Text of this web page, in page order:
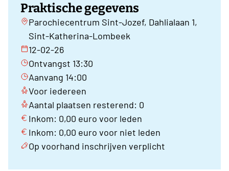
Praktische gegevens
Parochiecentrum Sint-Jozef, Dahlialaan 1,
Sint-Katherina-Lombeek
12-02-26
Ontvangst 13:30
Aanvang 14:00
Voor iedereen
Aantal plaatsen resterend: 0
Inkom: 0,00 euro voor leden
Inkom: 0,00 euro voor niet leden
Op voorhand inschrijven verplicht